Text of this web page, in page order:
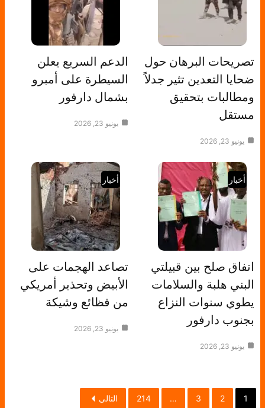
تصريحات البرهان حول
ضحايا التعدين تثير جدلاً
ومطالبات بتحقيق
مستقل
يونيو 23, 2026
الدعم السريع يعلن
السيطرة على أمبرو
بشمال دارفور
يونيو 23, 2026
أخبار
اتفاق صلح بين قبيلتي
البني هلبة والسلامات
يطوي سنوات النزاع
بجنوب دارفور
يونيو 23, 2026
أخبار
تصاعد الهجمات على
الأبيض وتحذير أمريكي
من فظائع وشيكة
يونيو 23, 2026
1
2
3
…
214 التالي